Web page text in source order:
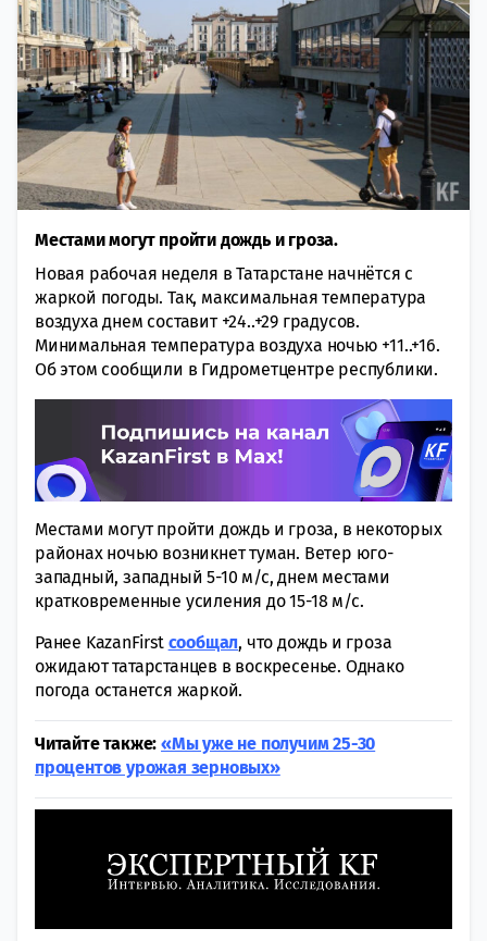
Местами могут пройти дождь и гроза.
Новая рабочая неделя в Татарстане начнётся с
жаркой погоды. Так, максимальная температура
воздуха днем составит +24..+29 градусов.
Минимальная температура воздуха ночью +11..+16.
Об этом сообщили в Гидрометцентре республики.
Местами могут пройти дождь и гроза, в некоторых
районах ночью возникнет туман. Ветер юго-
западный, западный 5-10 м/с, днем местами
кратковременные усиления до 15-18 м/с.
Ранее KazanFirst сообщал, что дождь и гроза
ожидают татарстанцев в воскресенье. Однако
погода останется жаркой.
Читайте также:«Мы уже не получим 25-30
процентов урожая зерновых»